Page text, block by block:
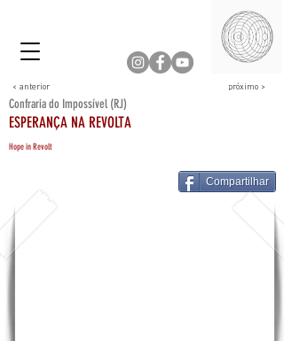
< anterior próximo >
Confraria do Impossível (RJ)
ESPERANÇA NA REVOLTA
Hope in Revolt
Compartilhar